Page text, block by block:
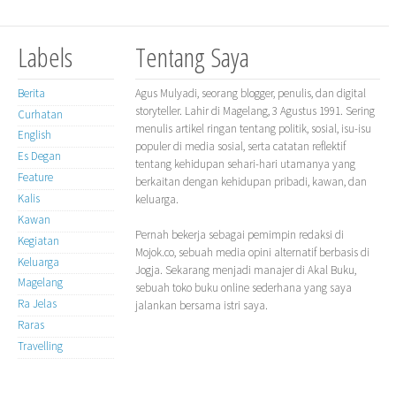
Labels
Berita
Curhatan
English
Es Degan
Feature
Kalis
Kawan
Kegiatan
Keluarga
Magelang
Ra Jelas
Raras
Travelling
Tentang Saya
Agus Mulyadi, seorang blogger, penulis, dan digital
storyteller. Lahir di Magelang, 3 Agustus 1991. Sering
menulis artikel ringan tentang politik, sosial, isu-isu
populer di media sosial, serta catatan reflektif
tentang kehidupan sehari-hari utamanya yang
berkaitan dengan kehidupan pribadi, kawan, dan
keluarga.
Pernah bekerja sebagai pemimpin redaksi di
Mojok.co, sebuah media opini alternatif berbasis di
Jogja. Sekarang menjadi manajer di Akal Buku,
sebuah toko buku online sederhana yang saya
jalankan bersama istri saya.